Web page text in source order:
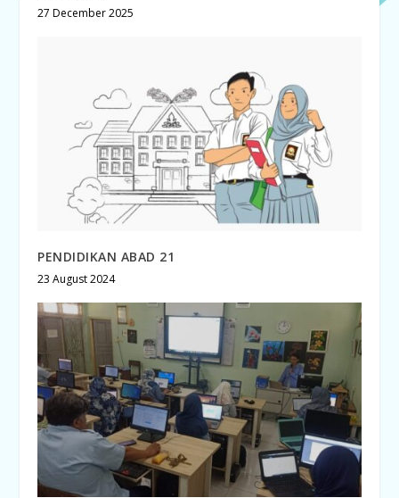
27 December 2025
PENDIDIKAN ABAD 21
23 August 2024